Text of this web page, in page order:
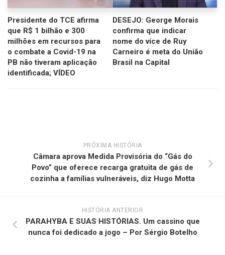
Presidente do TCE afirma
que R$ 1 bilhão e 300
milhões em recursos para
o combate a Covid-19 na
PB não tiveram aplicação
identificada; VÍDEO
DESEJO: George Morais
confirma que indicar
nome do vice de Ruy
Carneiro é meta do União
Brasil na Capital
PRÓXIMA HISTÓRIA
Câmara aprova Medida Provisória do “Gás do
Povo” que oferece recarga gratuita de gás de
cozinha a famílias vulneráveis, diz Hugo Motta
HISTÓRIA ANTERIOR
PARAHYBA E SUAS HISTÓRIAS. Um cassino que
nunca foi dedicado a jogo – Por Sérgio Botelho